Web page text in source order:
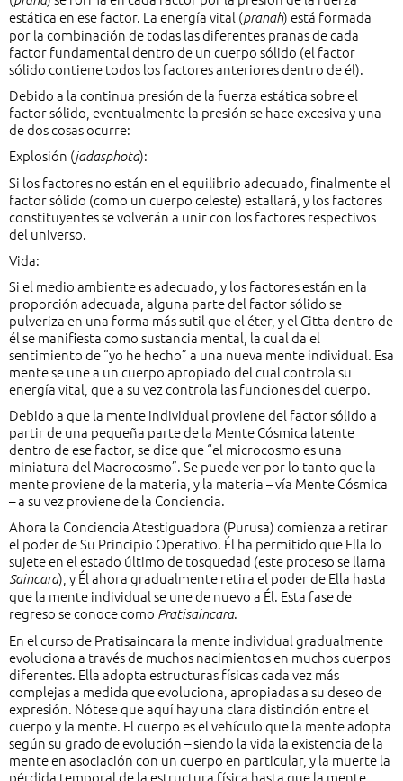
estática en ese factor. La energía vital (pranah) está formada
por la combinación de todas las diferentes pranas de cada
factor fundamental dentro de un cuerpo sólido (el factor
sólido contiene todos los factores anteriores dentro de él).
Debido a la continua presión de la fuerza estática sobre el
factor sólido, eventualmente la presión se hace excesiva y una
de dos cosas ocurre:
Explosión (jadasphota):
Si los factores no están en el equilibrio adecuado, finalmente el
factor sólido (como un cuerpo celeste) estallará, y los factores
constituyentes se volverán a unir con los factores respectivos
del universo.
Vida:
Si el medio ambiente es adecuado, y los factores están en la
proporción adecuada, alguna parte del factor sólido se
pulveriza en una forma más sutil que el éter, y el Citta dentro de
él se manifiesta como sustancia mental, la cual da el
sentimiento de “yo he hecho” a una nueva mente individual. Esa
mente se une a un cuerpo apropiado del cual controla su
energía vital, que a su vez controla las funciones del cuerpo.
Debido a que la mente individual proviene del factor sólido a
partir de una pequeña parte de la Mente Cósmica latente
dentro de ese factor, se dice que “el microcosmo es una
miniatura del Macrocosmo”. Se puede ver por lo tanto que la
mente proviene de la materia, y la materia – vía Mente Cósmica
– a su vez proviene de la Conciencia.
Ahora la Conciencia Atestiguadora (Purusa) comienza a retirar
el poder de Su Principio Operativo. Él ha permitido que Ella lo
sujete en el estado último de tosquedad (este proceso se llama
Saincara), y Él ahora gradualmente retira el poder de Ella hasta
que la mente individual se une de nuevo a Él. Esta fase de
regreso se conoce como Pratisaincara.
En el curso de Pratisaincara la mente individual gradualmente
evoluciona a través de muchos nacimientos en muchos cuerpos
diferentes. Ella adopta estructuras físicas cada vez más
complejas a medida que evoluciona, apropiadas a su deseo de
expresión. Nótese que aquí hay una clara distinción entre el
cuerpo y la mente. El cuerpo es el vehículo que la mente adopta
según su grado de evolución – siendo la vida la existencia de la
mente en asociación con un cuerpo en particular, y la muerte la
pérdida temporal de la estructura física hasta que la mente